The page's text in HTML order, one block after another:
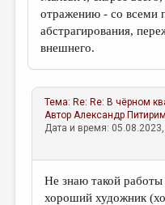
отражению - со всеми
абстрагирования,
внешнего.
Тема: Re: Re: В чёрном
АвторАлександр
Дата и время:
Не знаю такой
хороший художник